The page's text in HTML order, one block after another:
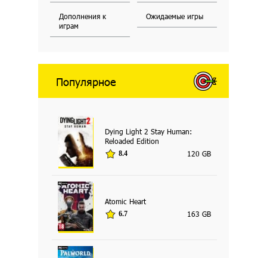
Дополнения к
играм
Ожидаемые игры
Популярное
Dying Light 2 Stay Human:
Reloaded Edition
8.4 120 GB
Atomic Heart
6.7 163 GB